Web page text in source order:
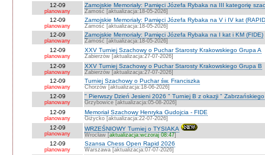
12-09
planowany
Zamojskie Memoriały: Pamięci Józefa Rybaka na III kategorię
Zamość [aktualizacja:18-05-2026]
12-09
planowany
Zamojskie Memoriały: Pamięci Józefa Rybaka na V i IV kat
Zamość [aktualizacja:18-05-2026]
12-09
planowany
Zamojskie Memoriały: Pamięci Józefa Rybaka na I kat i KM (FIDE)
Zamość [aktualizacja:18-05-2026]
12-09
planowany
XXV Turniej Szachowy o Puchar Starosty Krakowskiego Grupa A
Zabierzów [aktualizacja:27-07-2026]
12-09
planowany
XXV Turniej Szachowy o Puchar Starosty Krakowskiego Grupa B
Zabierzów [aktualizacja:27-07-2026]
12-09
planowany
Turniej Szachowy o Puchar św. Franciszka
Chorzów [aktualizacja:18-06-2026]
12-09
planowany
" Pierwszy Dzień Jesieni 2026 " Turniej B z okazji "
Grzybowice [aktualizacja:05-08-2026]
12-09
planowany
Memoriał Szachowy Henryka Gudojcia - FIDE
Giżycko [aktualizacja:22-07-2026]
12-09
planowany
WRZEŚNIOWY Turniej o TYSIAKA
Wrocław [aktualizacja:wczoraj 08:47]
12-09
planowany
Szansa Chess Open Rapid 2026
Warszawa [aktualizacja:07-07-2026]